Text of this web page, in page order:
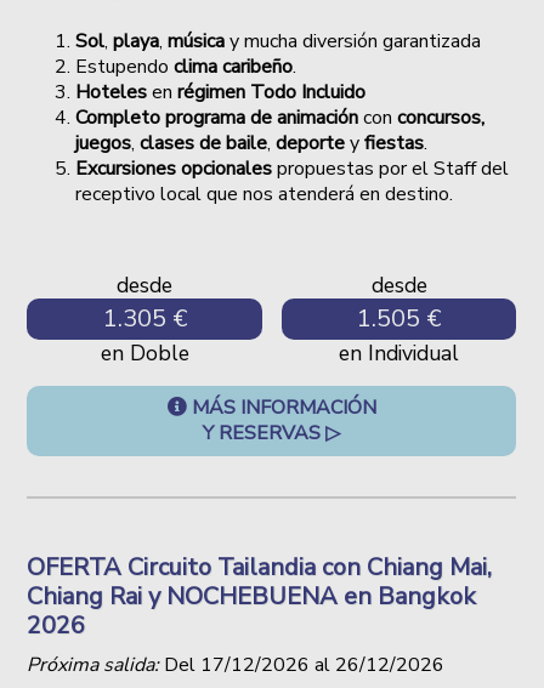
Sol,playa,músicay mucha diversión garantizada
Estupendoclima caribeño.
Hotelesenrégimen Todo Incluido
Completo programa de animaciónconconcursos,
juegos,clases de baile,deporteyfiestas.
Excursiones opcionalespropuestas por el Staff del
receptivo local que nos atenderá en destino.
desde
1.305 €
en Doble
desde
1.505 €
en Individual
MÁS INFORMACIÓN
Y RESERVAS ▷
OFERTA Circuito Tailandia con Chiang Mai,
Chiang Rai y NOCHEBUENA en Bangkok
2026
Próxima salida:Del 17/12/2026 al 26/12/2026